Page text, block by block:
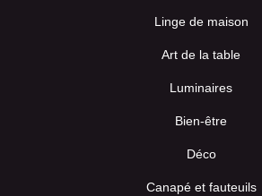
Linge de maison
Art de la table
Luminaires
Bien-être
Déco
Canapé et fauteuils